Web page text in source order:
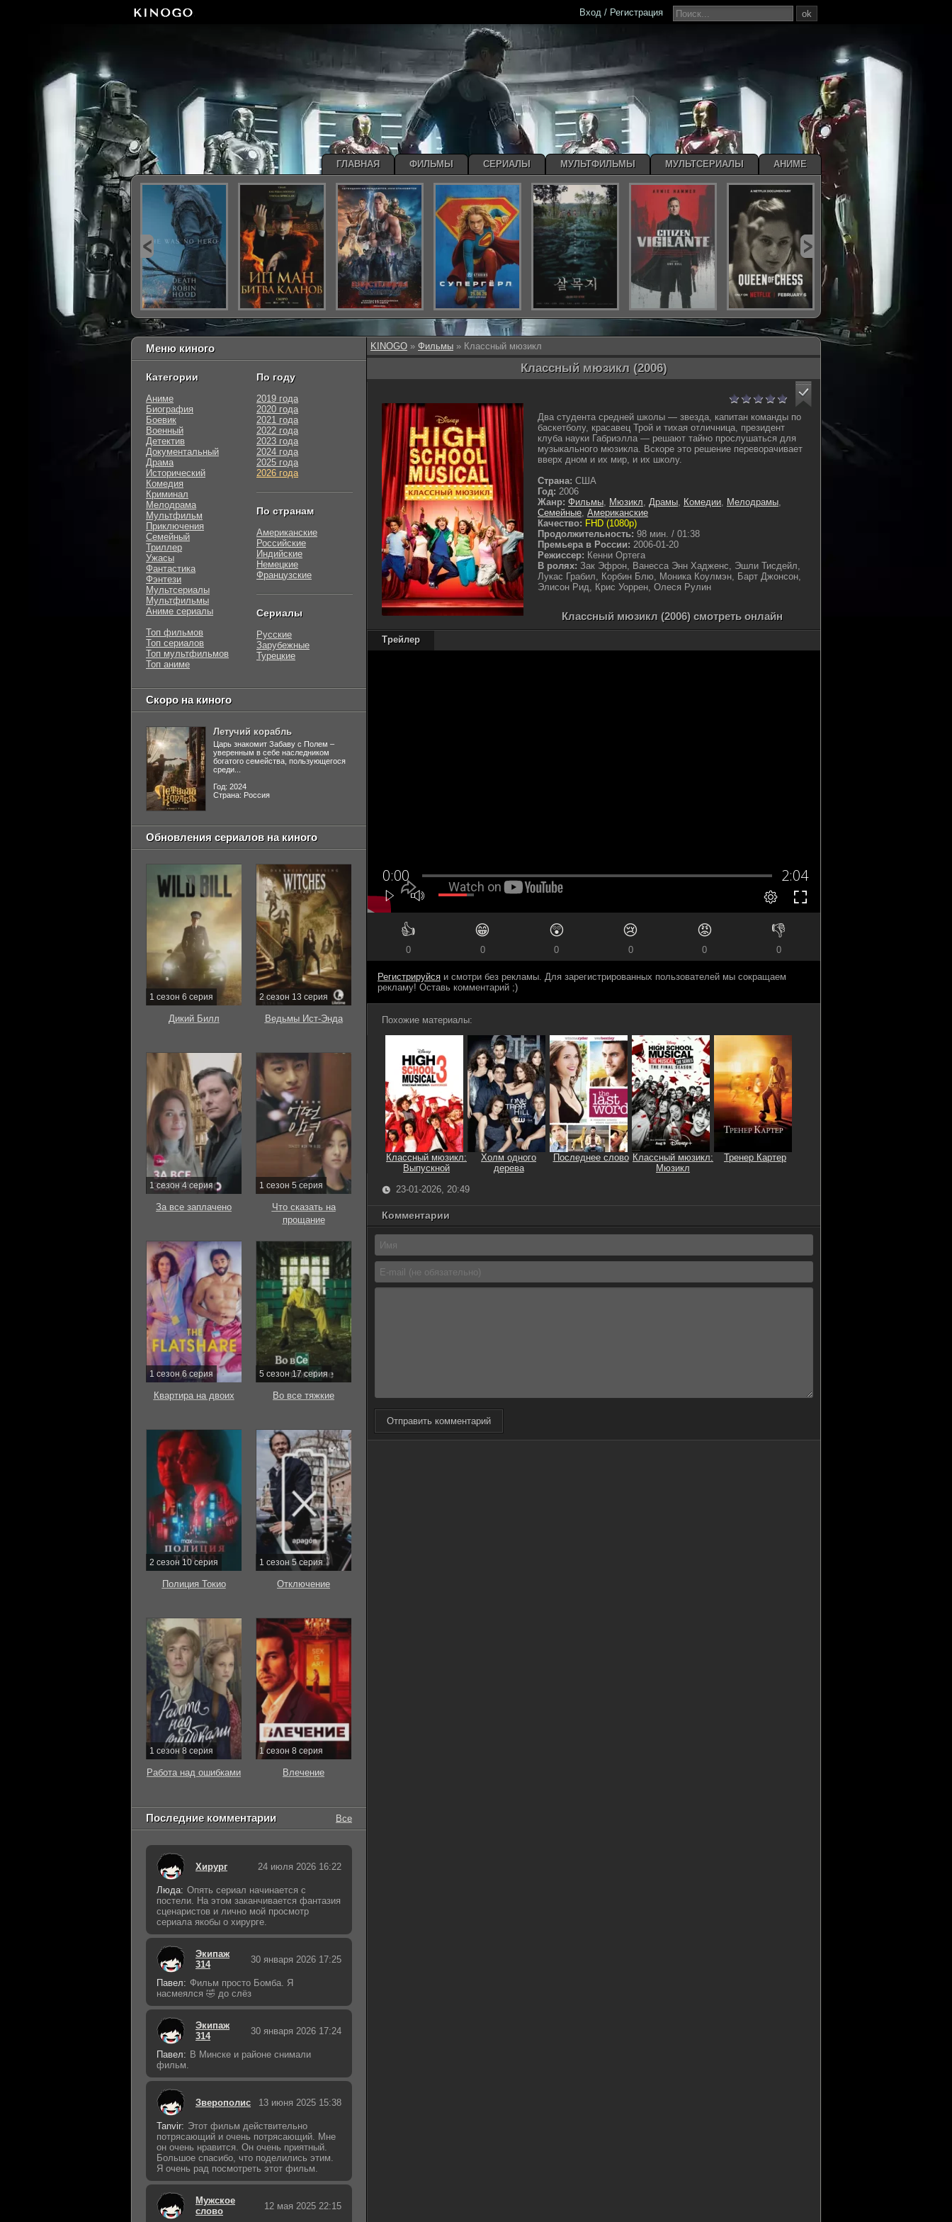
KINOGO » Фильмы » Классный мюзикл
Классный мюзикл (2006)
Два студента средней школы — звезда, капитан команды по
баскетболу, красавец Трой и тихая отличница, президент
клуба науки Габриэлла — решают тайно прослушаться для
музыкального мюзикла. Вскоре это решение переворачивает
вверх дном и их мир, и их школу.
Страна: США
Год: 2006
Жанр: Фильмы, Мюзикл, Драмы, Комедии, Мелодрамы,
Семейные, Американские
Качество: FHD (1080p)
Продолжительность: 98 мин. / 01:38
Премьера в России: 2006-01-20
Режиссер: Кенни Ортега
В ролях: Зак Эфрон, Ванесса Энн Хадженс, Эшли Тисдейл,
Лукас Грабил, Корбин Блю, Моника Коулмэн, Барт Джонсон,
Элисон Рид, Крис Уоррен, Олеся Рулин
Классный мюзикл (2006) смотреть онлайн
Трейлер
👍
0
😁
0
😲
0
😢
0
😡
0
👎
0
Регистрируйся и смотри без рекламы. Для зарегистрированных пользователей мы сокращаем
рекламу! Оставь комментарий ;)
Похожие материалы:
Классный мюзикл:
Выпускной
Холм одного
дерева
Последнее слово Классный мюзикл:
Мюзикл
Тренер Картер
23-01-2026, 20:49
Комментарии
Отправить комментарий
Меню киного
Категории
Аниме
Биография
Боевик
Военный
Детектив
Документальный
Драма
Исторический
Комедия
Криминал
Мелодрама
Мультфильм
Приключения
Семейный
Триллер
Ужасы
Фантастика
Фэнтези
Мультсериалы
Мультфильмы
Аниме сериалы
Топ фильмов
Топ сериалов
Топ мультфильмов
Топ аниме
По году
2019 года
2020 года
2021 года
2022 года
2023 года
2024 года
2025 года
2026 года
По странам
Американские
Российские
Индийские
Немецкие
Французские
Сериалы
Русские
Зарубежные
Турецкие
Скоро на киного
Летучий корабль
Царь знакомит Забаву с Полем –
уверенным в себе наследником
богатого семейства, пользующегося
среди...
Год: 2024
Страна: Россия
Обновления сериалов на киного
1 сезон 6 серия
Дикий Билл
2 сезон 13 серия
Ведьмы Ист-Энда
1 сезон 4 серия
За все заплачено
1 сезон 5 серия
Что сказать на
прощание
1 сезон 6 серия
Квартира на двоих
5 сезон 17 серия
Во все тяжкие
2 сезон 10 серия
Полиция Токио
1 сезон 5 серия
Отключение
1 сезон 8 серия
Работа над ошибками
1 сезон 8 серия
Влечение
Последние комментарии Все
Хирург 24 июля 2026 16:22
Люда: Опять сериал начинается с
постели. На этом заканчивается фантазия
сценаристов и лично мой просмотр
сериала якобы о хирурге.
Экипаж
314
30 января 2026 17:25
Павел: Фильм просто Бомба. Я
насмеялся 🤣 до слёз
Экипаж
314
30 января 2026 17:24
Павел: В Минске и районе снимали
фильм.
Зверополис 13 июня 2025 15:38
Tanvir: Этот фильм действительно
потрясающий и очень потрясающий. Мне
он очень нравится. Он очень приятный.
Большое спасибо, что поделились этим.
Я очень рад посмотреть этот фильм.
Мужское
слово
12 мая 2025 22:15
ok
Вход / Регистрация
ГЛАВНАЯ ФИЛЬМЫ СЕРИАЛЫ МУЛЬТФИЛЬМЫ МУЛЬТСЕРИАЛЫ АНИМЕ